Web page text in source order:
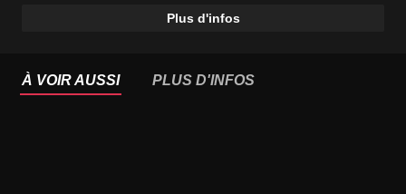
Plus d'infos
À VOIR AUSSI PLUS D'INFOS